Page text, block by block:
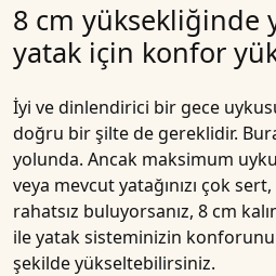
8 cm yüksekliğinde
yatak için konfor
İyi ve dinlendirici bir gece
doğru bir şilte de gereklidir.
yolunda. Ancak maksimum
veya mevcut yatağınızı çok
rahatsız buluyorsanız, 8 cm
ile yatak sisteminizin
şekilde yükseltebilirsiniz.